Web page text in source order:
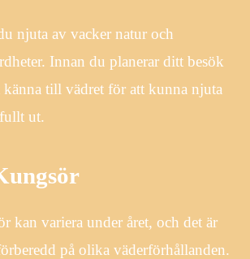
njuta av vacker natur och
Innan du planerar ditt besök
till vädret för att kunna njuta
ut.
kan variera under året, och det är
på olika väderförhållanden.